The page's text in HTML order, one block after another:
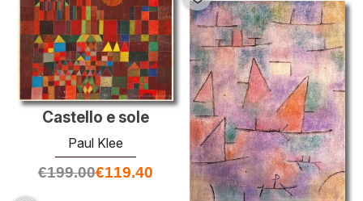
Castello e sole
Paul Klee
€199.00€119.40